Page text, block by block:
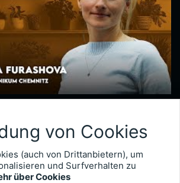
von Cookies
(auch von Drittanbietern), um
und Surfverhalten zu
über Cookies